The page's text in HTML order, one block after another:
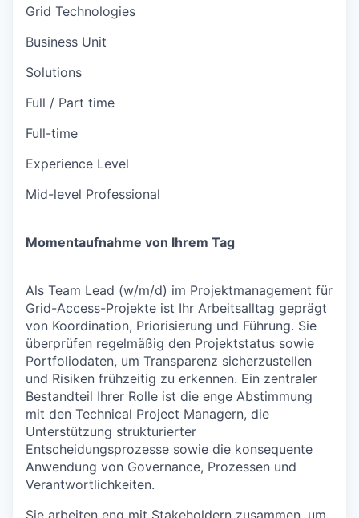
Grid Technologies
Business Unit
Solutions
Full / Part time
Full-time
Experience Level
Mid-level Professional
Momentaufnahme von Ihrem Tag
Als Team Lead (w/m/d) im Projektmanagement für
Grid-Access-Projekte ist Ihr Arbeitsalltag geprägt
von Koordination, Priorisierung und Führung. Sie
überprüfen regelmäßig den Projektstatus sowie
Portfoliodaten, um Transparenz sicherzustellen
und Risiken frühzeitig zu erkennen. Ein zentraler
Bestandteil Ihrer Rolle ist die enge Abstimmung
mit den Technical Project Managern, die
Unterstützung strukturierter
Entscheidungsprozesse sowie die konsequente
Anwendung von Governance, Prozessen und
Verantwortlichkeiten.
Sie arbeiten eng mit Stakeholdern zusammen, um